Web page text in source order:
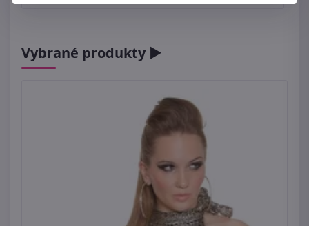
Vybrané produkty ►